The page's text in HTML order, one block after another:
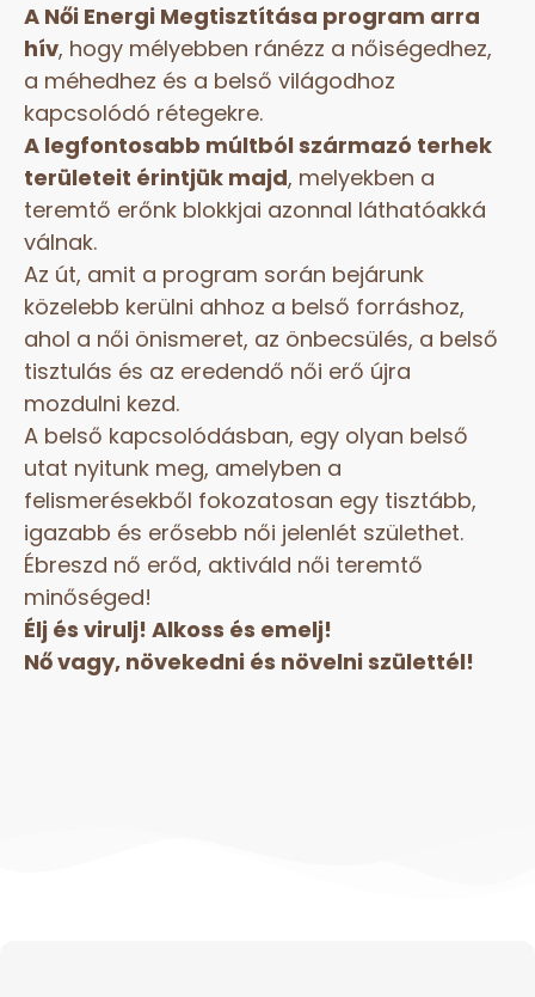
A Női Energi Megtisztítása program arra
hív, hogy mélyebben ránézz a nőiségedhez,
a méhedhez és a belső világodhoz
kapcsolódó rétegekre.
A legfontosabb múltból származó terhek
területeit érintjük majd, melyekben a
teremtő erőnk blokkjai azonnal láthatóakká
válnak.
Az út, amit a program során bejárunk
közelebb kerülni ahhoz a belső forráshoz,
ahol a női önismeret, az önbecsülés, a belső
tisztulás és az eredendő női erő újra
mozdulni kezd.
A belső kapcsolódásban, egy olyan belső
utat nyitunk meg, amelyben a
felismerésekből fokozatosan egy tisztább,
igazabb és erősebb női jelenlét születhet.
Ébreszd nő erőd, aktiváld női teremtő
minőséged!
Élj és virulj! Alkoss és emelj!
Nő vagy, növekedni és növelni születtél!